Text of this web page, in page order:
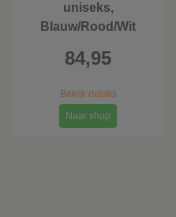
uniseks,
Blauw/Rood/Wit
84,95
Bekijk details
Naar shop